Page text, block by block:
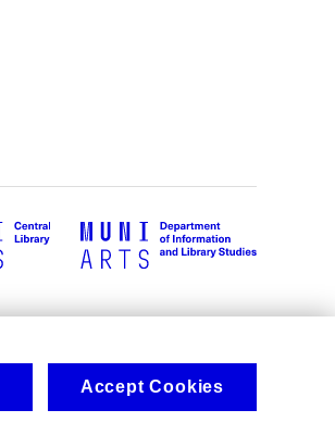
Accept Cookies